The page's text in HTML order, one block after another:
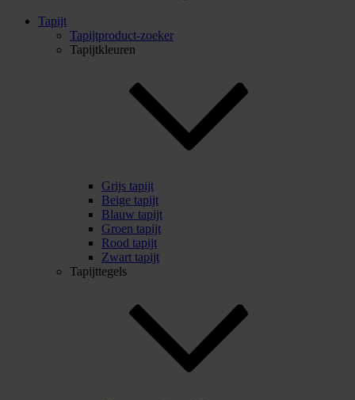
Tapijt
Tapijtproduct-zoeker
Tapijtkleuren
Grijs tapijt
Beige tapijt
Blauw tapijt
Groen tapijt
Rood tapijt
Zwart tapijt
Tapijttegels